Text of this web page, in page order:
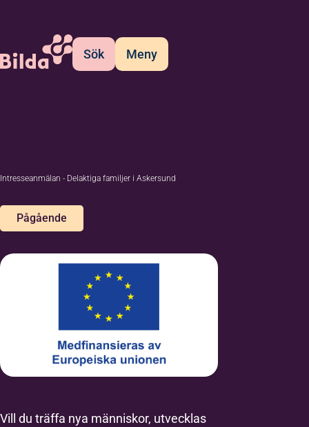
Sök Meny
Intresseanmälan - Delaktiga familjer i Askersund
Pågående
Vill du träffa nya människor, utvecklas